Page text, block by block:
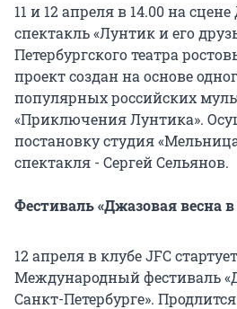
11 и 12 апреля в 14.00 на
спектакль «Лунтик и его
Петербургского театра
проект создан на основе
популярных российских
«Приключения Лунтика».
постановку студия
спектакля - Сергей Сельянов.
Фестиваль «Джазовая весна
12 апреля в клубе JFC
Международный фестиваль
Санкт-Петербурге».